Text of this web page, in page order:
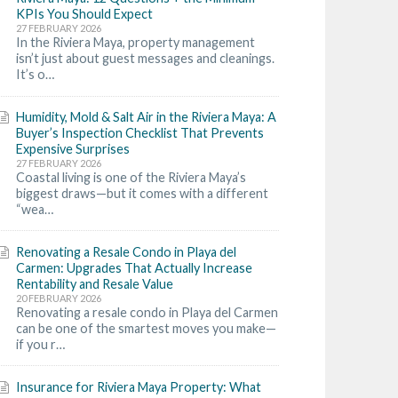
KPIs You Should Expect
27 FEBRUARY 2026
In the Riviera Maya, property management
isn’t just about guest messages and cleanings.
It’s o…
Humidity, Mold & Salt Air in the Riviera Maya: A
Buyer’s Inspection Checklist That Prevents
Expensive Surprises
27 FEBRUARY 2026
Coastal living is one of the Riviera Maya’s
biggest draws—but it comes with a different
“wea…
Renovating a Resale Condo in Playa del
Carmen: Upgrades That Actually Increase
Rentability and Resale Value
20 FEBRUARY 2026
Renovating a resale condo in Playa del Carmen
can be one of the smartest moves you make—
if you r…
Insurance for Riviera Maya Property: What